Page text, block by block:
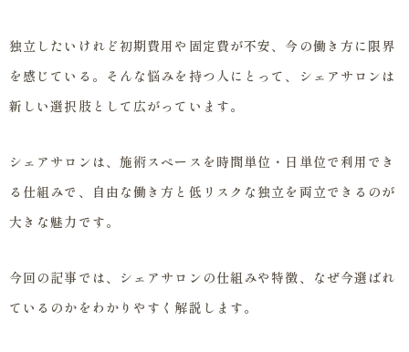
独立したいけれど初期費用や固定費が不安、今の働き方に限界
を感じている。そんな悩みを持つ人にとって、シェアサロンは
新しい選択肢として広がっています。
シェアサロンは、施術スペースを時間単位・日単位で利用でき
る仕組みで、自由な働き方と低リスクな独立を両立できるのが
大きな魅力です。
今回の記事では、シェアサロンの仕組みや特徴、なぜ今選ばれ
ているのかをわかりやすく解説します。